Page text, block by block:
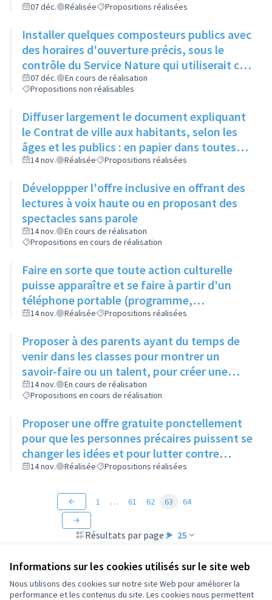
Informations sur les cookies utilisés sur le site web
Nous utilisons des cookies sur notre site Web pour améliorer la
performance et les contenus du site. Les cookies nous permettent
non potable)
07 déc. Réalisée Propositions réalisées
Installer quelques composteurs publics avec
des horaires d'ouverture précis, sous le
contrôle du Service Nature qui utiliserait ce
compost pour l'entretien des espaces verts
de la ville
07 déc.
En cours de réalisation
Propositions non réalisables
Diffuser largement le document expliquant
le Contrat de ville aux habitants, selon les
âges et les publics : en papier dans toutes
les structures accueillant du public
14 nov. Réalisée Propositions réalisées
Développper l'offre inclusive en offrant des
lectures à voix haute ou en proposant des
spectacles sans parole
14 nov.
En cours de réalisation
Propositions en cours de réalisation
Faire en sorte que toute action culturelle
puisse apparaître et se faire à partir d'un
téléphone portable (programme,
évènements, résevations...)
14 nov. Réalisée Propositions réalisées
Proposer à des parents ayant du temps de
venir dans les classes pour montrer un
savoir-faire ou un talent, pour créer une
ouverture d'esprit des enfants à différentes
sortes d'art
14 nov.
En cours de réalisation
Propositions en cours de réalisation
Proposer une offre gratuite ponctellement
pour que les personnes précaires puissent se
changer les idées et pour lutter contre
l'isolement
14 nov. Réalisée Propositions réalisées
Résultats par page : 25
1 … 61 62 63 64
Conditions d'utilisation